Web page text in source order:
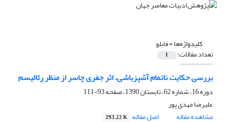
کلیدواژه‌ها =فابلو
تعداد مقالات: 1
بررسی حکایت ناتمام آشپزباشی، اثر جفری چاسر از منظر رئالیسم
دوره 16، شماره 62، تابستان 1390، صفحه
93-111
علیرضا مهدی پور
مشاهده مقاله
اصل مقاله 293.22 K